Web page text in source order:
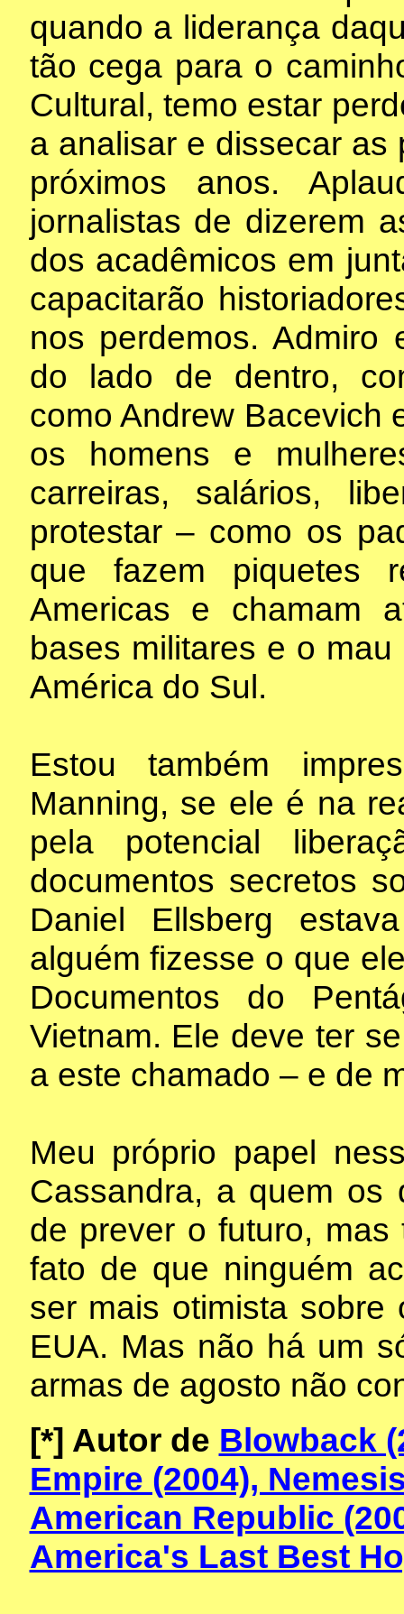
quando a liderança
tão cega para o
Cultural, temo estar
a analisar e dissecar as
próximos anos.
jornalistas de dizerem
dos acadêmicos em
capacitarão
nos perdemos. Admiro
do lado de dentro,
como Andrew Bacevich
os homens e
carreiras, salários,
protestar – como os
que fazem piquetes
Americas e chamam
bases militares e o
América do Sul.
Estou também
Manning, se ele é na
pela potencial
documentos secretos
Daniel Ellsberg
alguém fizesse o que
Documentos do
Vietnam. Ele deve ter
a este chamado – e de
Meu próprio papel
Cassandra, a quem os
de prever o futuro,
fato de que ninguém
ser mais otimista
EUA. Mas não há um
armas de agosto não
[*] Autor de Blowback
Empire (2004),
American Republic
America's Last Best